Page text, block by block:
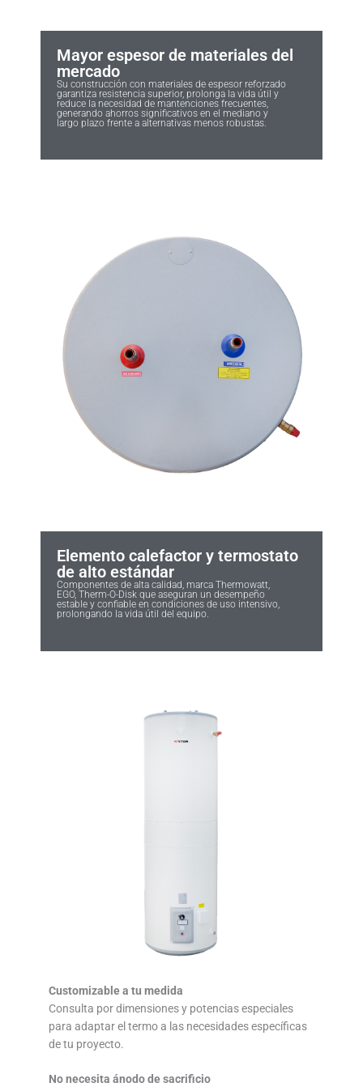
Mayor espesor de materiales del
mercado
Su construcción con materiales de espesor reforzado
garantiza resistencia superior, prolonga la vida útil y
reduce la necesidad de mantenciones frecuentes,
generando ahorros significativos en el mediano y
largo plazo frente a alternativas menos robustas.
Elemento calefactor y termostato
de alto estándar
Componentes de alta calidad, marca Thermowatt,
EGO, Therm-O-Disk que aseguran un desempeño
estable y confiable en condiciones de uso intensivo,
prolongando la vida útil del equipo.
Customizable a tu medida
Consulta por dimensiones y potencias especiales
para adaptar el termo a las necesidades específicas
de tu proyecto.
No necesita ánodo de sacrificio